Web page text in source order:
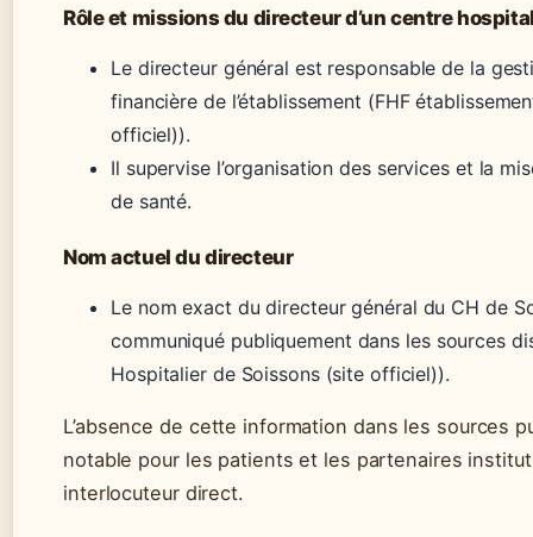
Rôle et missions du directeur d’un centre
Le directeur général est responsable de la
financière de l’établissement (FHF
officiel)).
Il supervise l’organisation des services et la
de santé.
Nom actuel du directeur
Le nom exact du directeur général du CH de
communiqué publiquement dans les sources
Hospitalier de Soissons (site officiel)).
L’absence de cette information dans les sources
notable pour les patients et les partenaires
interlocuteur direct.